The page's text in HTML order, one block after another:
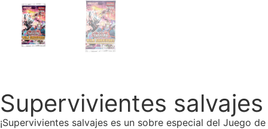
Supervivientes salvajes
¡Supervivientes salvajes es un sobre especial del Juego de